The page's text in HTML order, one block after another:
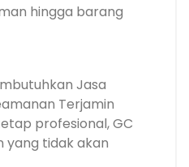
hingga barang
Jasa
Terjamin
profesional, GC
yang tidak akan